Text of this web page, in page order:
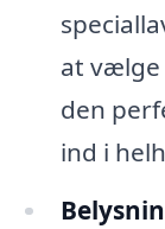
at vælge
den
ind i